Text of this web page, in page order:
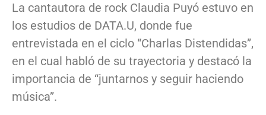
La cantautora de rock Claudia Puyó estuvo en
los estudios de DATA.U, donde fue
entrevistada en el ciclo “Charlas Distendidas”,
en el cual habló de su trayectoria y destacó la
importancia de “juntarnos y seguir haciendo
música”.